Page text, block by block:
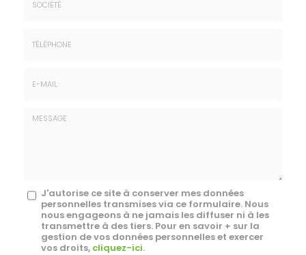
Message
J'autorise ce site à conserver mes données
personnelles transmises via ce formulaire. Nous
nous engageons à ne jamais les diffuser ni à les
transmettre à des tiers. Pour en savoir + sur la
gestion de vos données personnelles et exercer
vos droits, cliquez-ici.